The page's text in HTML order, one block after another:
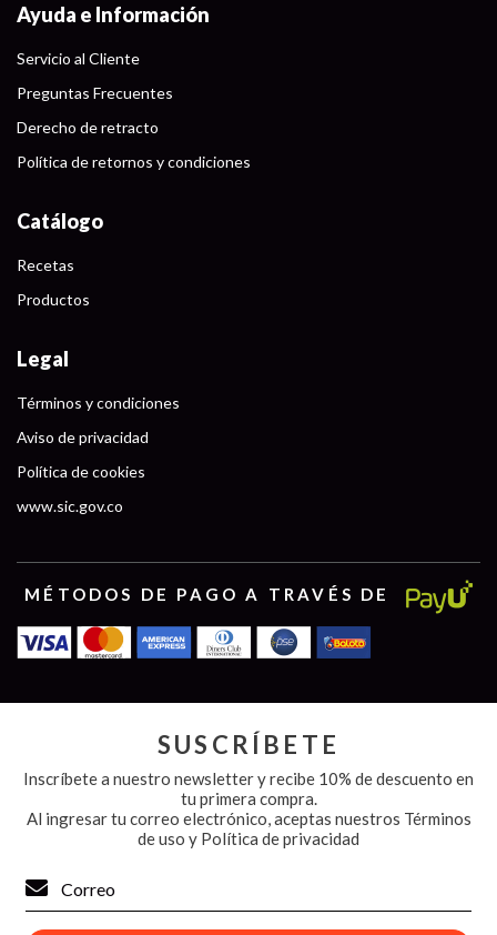
Ayuda e Información
Servicio al Cliente
Preguntas Frecuentes
Derecho de retracto
Política de retornos y condiciones
Catálogo
Recetas
Productos
Legal
Términos y condiciones
Aviso de privacidad
Política de cookies
www.sic.gov.co
MÉTODOS DE PAGO A TRAVÉS DE
SUSCRÍBETE
Inscríbete a nuestro newsletter y recibe 10% de descuento en
tu primera compra.
Al ingresar tu correo electrónico, aceptas nuestros Términos
de uso y Política de privacidad